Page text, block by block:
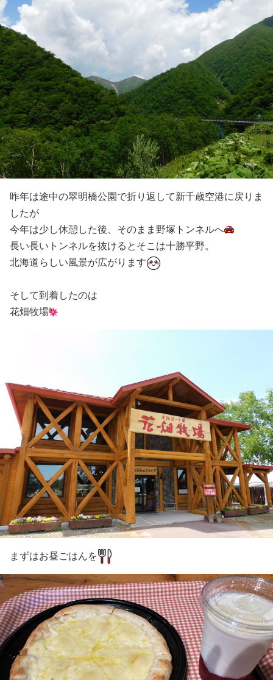
昨年は途中の翠明橋公園で折り返して新千歳空港に戻りま
したが
今年は少し休憩した後、そのまま野塚トンネルへ
長い長いトンネルを抜けるとそこは十勝平野。
北海道らしい風景が広がります
そして到着したのは
花畑牧場
まずはお昼ごはんを